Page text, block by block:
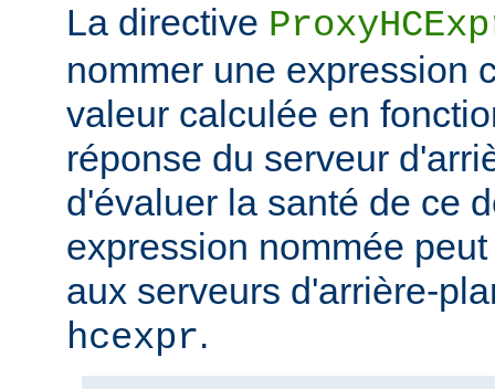
La directive
nommer une expression
valeur calculée en
réponse du serveur
d'évaluer la santé de ce
expression nommée
aux serveurs d'arrière-
hcexpr.